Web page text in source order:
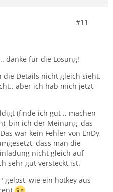
#11
danke für die Lösung!
die Details nicht gleich sieht,
aber ich hab mich jetzt
(finde ich gut .. machen
bin ich der Meinung, das
war kein Fehler von EnDy,
dass man die
nicht gleich auf
sehr gut versteckt ist.
wie ein hotkey aus